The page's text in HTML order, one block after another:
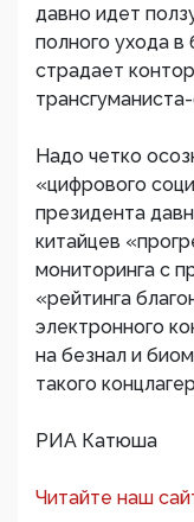
давно идет
полного ухода
страдает
Надо четко
«цифрового
президента
китайцев
мониторинга с
«рейтинга
электронного
на безнал и
такого
РИА Катюша
Читайте наш